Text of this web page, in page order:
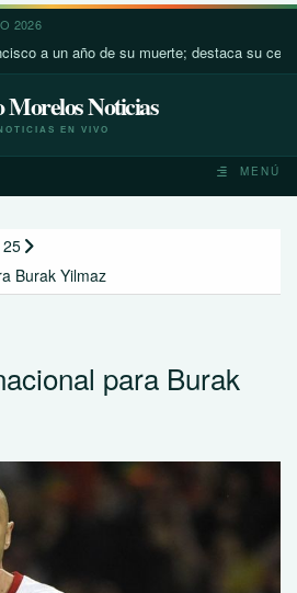
2026
un año de su muerte; destaca su cercanía
Morelos Noticias
EN VIVO
MENÚ
25
Burak Yilmaz
para Burak